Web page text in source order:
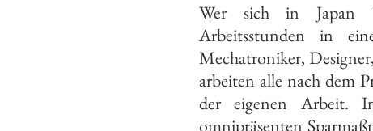
Wer sich in Japan
Arbeitsstunden in
Mechatroniker,
arbeiten alle nach dem
der eigenen Arbeit.
omnipräsenten